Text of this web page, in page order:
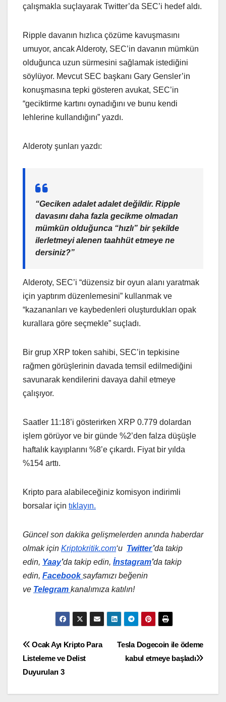
çalışmakla suçlayarak Twitter’da SEC’i hedef aldı.
Ripple davanın hızlıca çözüme kavuşmasını
umuyor, ancak Alderoty, SEC’in davanın mümkün
olduğunca uzun sürmesini sağlamak istediğini
söylüyor. Mevcut SEC başkanı Gary Gensler’in
konuşmasına tepki gösteren avukat, SEC’in
“geciktirme kartını oynadığını ve bunu kendi
lehlerine kullandığını” yazdı.
Alderoty şunları yazdı:
“Geciken adalet adalet değildir. Ripple
davasını daha fazla gecikme olmadan
mümkün olduğunca “hızlı” bir şekilde
ilerletmeyi alenen taahhüt etmeye ne
dersiniz?”
Alderoty, SEC’i “düzensiz bir oyun alanı yaratmak
için yaptırım düzenlemesini” kullanmak ve
“kazananları ve kaybedenleri oluşturdukları opak
kurallara göre seçmekle” suçladı.
Bir grup XRP token sahibi, SEC’in tepkisine
rağmen görüşlerinin davada temsil edilmediğini
savunarak kendilerini davaya dahil etmeye
çalışıyor.
Saatler 11:18’i gösterirken XRP 0.779 dolardan
işlem görüyor ve bir günde %2’den falza düşüşle
haftalık kayıplarını %8’e çıkardı. Fiyat bir yılda
%154 arttı.
Kripto para alabileceğiniz komisyon indirimli
borsalar için tıklayın.
Güncel son dakika gelişmelerden anında haberdar
olmak için Kriptokritik.com‘u Twitter’da takip
edin, Yaay’da takip edin, İnstagram’da takip
edin, Facebook sayfamızı beğenin
ve Telegram kanalımıza katılın!
Yazı
gezinmesi
Tesla Dogecoin ile ödeme
kabul etmeye başladı
Ocak Ayı Kripto Para
Listeleme ve Delist
Duyuruları 3